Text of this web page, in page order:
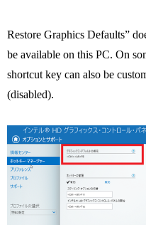
Restore Graphics Defaults”
be available on this PC. On
shortcut key can also be
(disabled).